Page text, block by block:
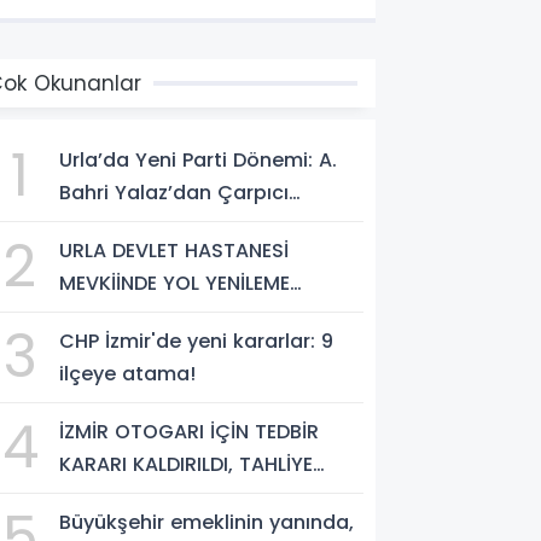
Okunanlar
1
Urla’da Yeni Parti Dönemi: A.
Bahri Yalaz’dan Çarpıcı
2
URLA DEVLET HASTANESİ
MEVKİİNDE YOL YENİLEME
3
CHP İzmir'de yeni kararlar: 9
ilçeye atama!
4
İZMİR OTOGARI İÇİN TEDBİR
KARARI KALDIRILDI, TAHLİYE
Büyükşehir emeklinin yanında,